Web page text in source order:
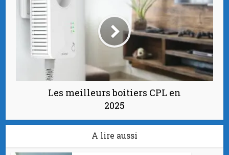
Les meilleurs boitiers CPL en
2025
A lire aussi